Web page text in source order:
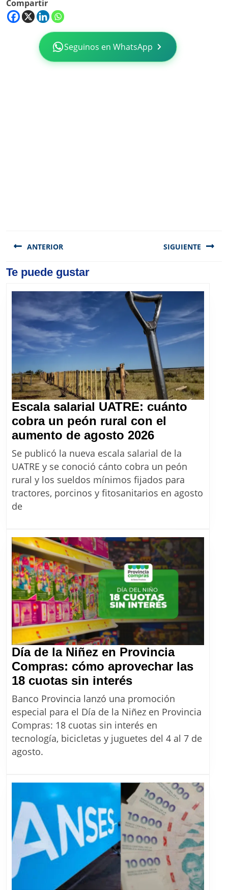
Compartir
Seguinos en WhatsApp
de
ANTERIOR
Previous
SIGUIENTE
Te puede gustar
Escala salarial UATRE: cuánto
cobra un peón rural con el
aumento de agosto 2026Escala
salarial
UATRE:
cuánto
cobra
rural
con
el
aumento
de
agosto
2026
Se publicó la nueva escala salarial de la
UATRE y se conoció cánto cobra un peón
rural y los sueldos mínimos fijados para
tractores, porcinos y fitosanitarios en agosto
de
Día de la Niñez en Provincia
Compras: cómo aprovechar las
18 cuotas sin interésDía
de
la
Niñez
en
cómo
aprovechar
las
18
cuotas
sin
interés
Banco Provincia lanzó una promoción
especial para el Día de la Niñez en Provincia
Compras: 18 cuotas sin interés en
tecnología, bicicletas y juguetes del 4 al 7 de
agosto.